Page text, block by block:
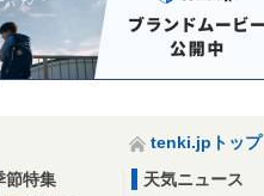
tenki.jpトップ
節特集
天気ニュース